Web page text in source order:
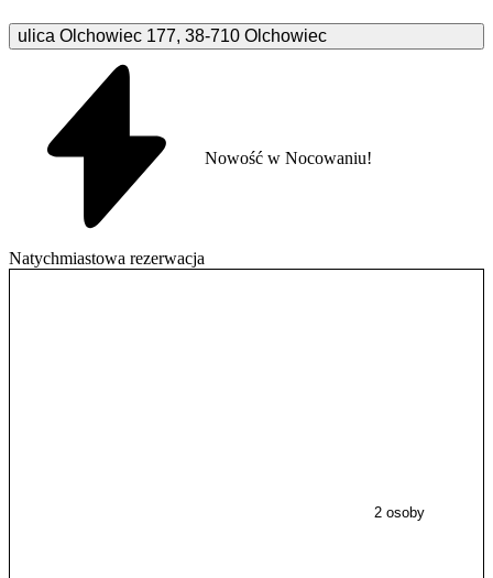
ulica Olchowiec 177, 38-710 Olchowiec
Natychmiastowa rezerwacja
Nowość w Nocowaniu!
2 osoby